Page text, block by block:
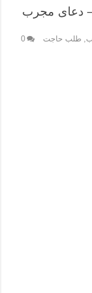
– دعای مجرب
,طلب حاجت 0